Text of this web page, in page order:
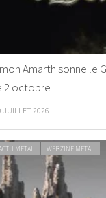
Amarth sonne le
2 octobre
JUILLET 2026
METAL WEBZINE METAL